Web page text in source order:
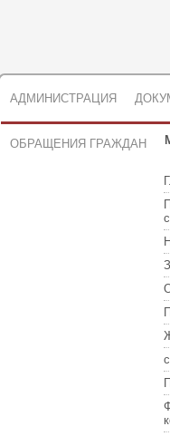
АДМИНИСТРАЦИЯ
ОБРАЩЕНИЯ ГРАЖДАН